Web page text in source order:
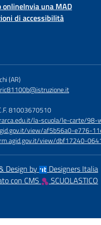
onlineInvia una MAD
di accessibilità
(AR)
81003670510
la-scuola/le-carte/98-
view/af5b56a0-e776-
view/dbf17240-
Design by
Designers Italia
con CMS
SCUOLASTICO